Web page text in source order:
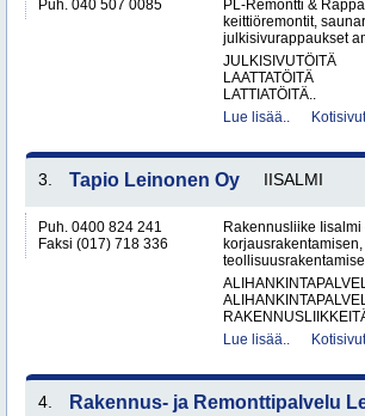
Puh. 040 507 0085
PL-Remontti &
keittiöremontit,
julkisivurappaukset
JULKISIVUTÖITÄ
LAATTATÖITÄ
LATTIATÖITÄ..
Lue lisää..
Kotisivut
3. Tapio Leinonen Oy IISALMI
Puh. 0400 824 241
Faksi (017) 718 336
Rakennusliike
Lue lisää..
Kotisivut
4. Rakennus- ja Remonttipalvelu